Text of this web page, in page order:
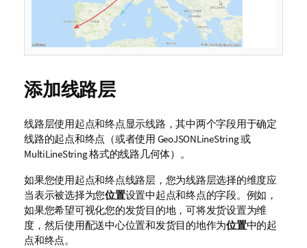
添加线路层
线路层使用起点和终点显示线路，其中两个字段用于确定
线路的起点和终点（或者使用 GeoJSONLineString或
MultiLineString格式的线路几何体）。
如果您使用起点和终点线路层，您为线路层选择的维度应
当表示被选择为您位置设置中起点和终点的字段。例如，
如果您希望可视化您的发货目的地，可将发货设置为维
度，然后使用配送中心位置和发货目的地作为位置中的起
点和终点。